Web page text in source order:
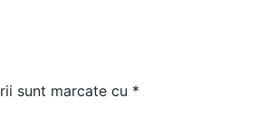
sunt marcate cu *